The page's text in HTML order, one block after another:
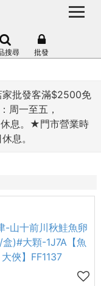
批發客滿$2500免
周一至五，
息。★門市營業時
息。
搜尋 批發